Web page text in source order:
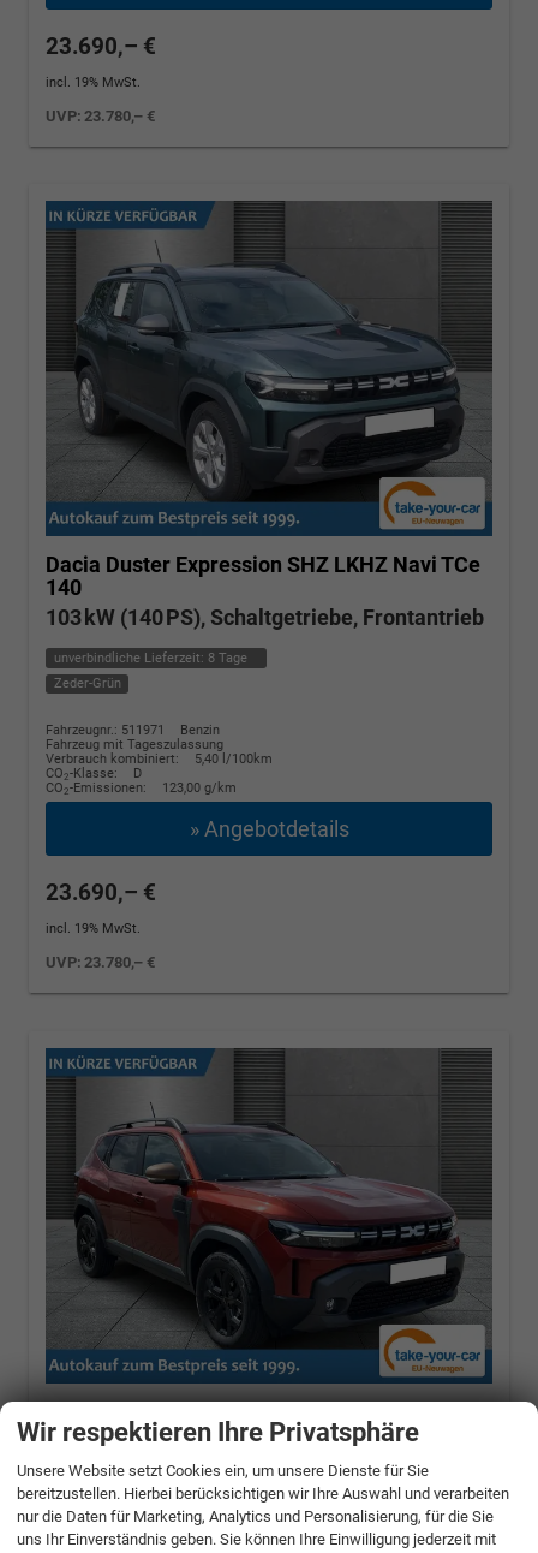
23.690,– €
incl. 19% MwSt.
UVP:23.780,– €
Dacia Duster Expression SHZ LKHZ Navi TCe
140
103 kW (140 PS), Schaltgetriebe, Frontantrieb
unverbindliche Lieferzeit: 8 Tage
Zeder-Grün
Fahrzeugnr.: 511971
Benzin
Fahrzeug mit Tageszulassung
Verbrauch kombiniert:
5,40 l/100km
CO2-Klasse:
D
CO2-Emissionen: 123,00 g/km
» Angebotdetails
23.690,– €
incl. 19% MwSt.
UVP:23.780,– €
ECO-G LPG
90 kW (122 PS), Schaltgetriebe, Frontantrieb
unverbindliche Lieferzeit:8 Tage
Terracotta-Braun
Wir respektieren Ihre Privatsphäre
Unsere Website setzt Cookies ein, um unsere Dienste für Sie
bereitzustellen. Hierbei berücksichtigen wir Ihre Auswahl und verarbeiten
nur die Daten für Marketing, Analytics und Personalisierung, für die Sie
uns Ihr Einverständnis geben. Sie können Ihre Einwilligung jederzeit mit